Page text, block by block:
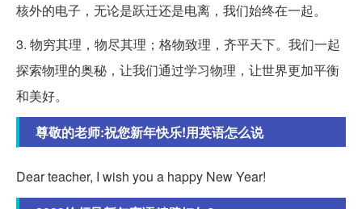
核外的电子，无论是跃迁还是电离，我们始终在一起。
3. 物穷其理，物尽其理；格物致理，齐平天下。我们一起
探索物理的奥秘，让我们通过学习物理，让世界更加平衡
和美好。
尊敬的老师:祝您新年快乐!用英语怎么说
Dear teacher, I wish you a happy New Year!